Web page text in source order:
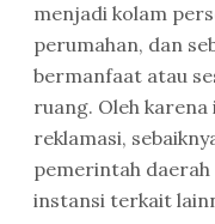
menjadi kolam
perumahan, dan
bermanfaat atau
ruang. Oleh
reklamasi,
pemerintah
instansi terkait